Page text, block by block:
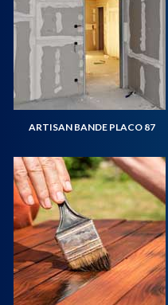
ARTISAN BANDE PLACO 87